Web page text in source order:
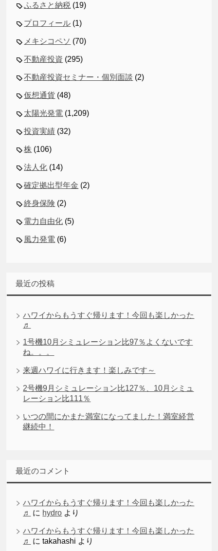
ふるさと納税 (19)
プロフィール (1)
メキシコペソ (70)
不動産投資 (295)
不動産投資セミナー・個別面談 (2)
仮想通貨 (48)
太陽光発電 (1,209)
投資実績 (32)
株 (106)
法人化 (14)
確定拠出型年金 (2)
終身保険 (2)
電力自由化 (5)
風力発電 (6)
最近の投稿
ハワイからもうすぐ帰ります！今回も楽しかった
♬
1号機10月シミュレーション比97％よくないです
ね。。。
来週ハワイに行きます！楽しみです～
2号機9月シミュレーション比127％、10月シミュ
レーション比111％
いつの間にかまた満室になってました！満室経営
継続中！
最近のコメント
ハワイからもうすぐ帰ります！今回も楽しかった
♬
に hydro より
ハワイからもうすぐ帰ります！今回も楽しかった
♬
にtakahashi より